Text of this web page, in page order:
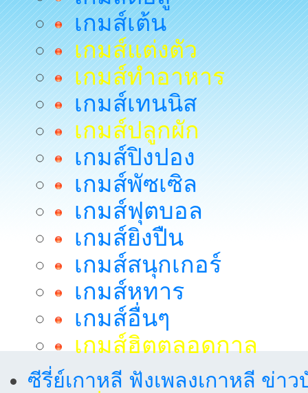
เกมส์เต้น
เกมส์แต่งตัว
เกมส์ทำอาหาร
เกมส์เทนนิส
เกมส์ปลูกผัก
เกมส์ปิงปอง
เกมส์พัซเซิล
เกมส์ฟุตบอล
เกมส์ยิงปืน
เกมส์สนุกเกอร์
เกมส์หทาร
เกมส์อื่นๆ
เกมส์ฮิตตลอดกาล
ซีรี่ย์เกาหลี ฟังเพลงเกาหลี ข่าว